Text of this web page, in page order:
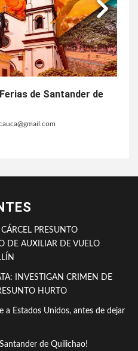
de Santander de
PRESUNTO
DE AUXILIAR DE VUELO
INVESTIGAN CRIMEN DE
HURTO
a Estados Unidos, antes de dejar
de Quilichao!